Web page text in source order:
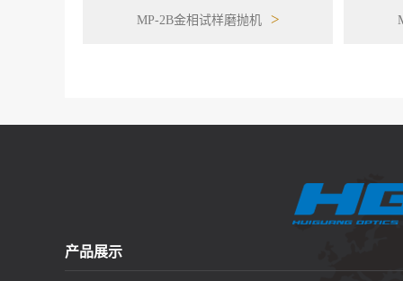
MP-2B金相试样磨抛机 >
产品展示